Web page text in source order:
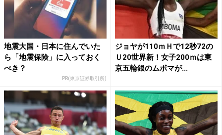
地震大国・日本に住んでいた
ら「地震保険」に入っておく
べき？
PR(東京証券取引所)
ジョヤが110ｍＨで12秒72の
Ｕ20世界新！女子200ｍは東
京五輪銀のムボマが...